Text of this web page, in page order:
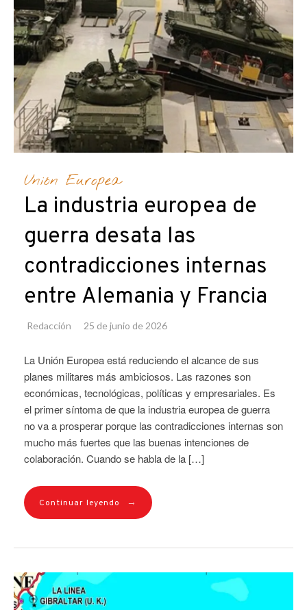
Unión Europea
La industria europea de
guerra desata las
contradicciones internas
entre Alemania y Francia
Redacción 25 de junio de 2026
La Unión Europea está reduciendo el alcance de sus
planes militares más ambiciosos. Las razones son
económicas, tecnológicas, políticas y empresariales. Es
el primer síntoma de que la industria europea de guerra
no va a prosperar porque las contradicciones internas son
mucho más fuertes que las buenas intenciones de
colaboración. Cuando se habla de la […]
Continuar leyendo →